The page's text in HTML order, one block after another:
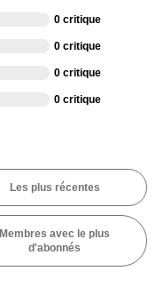
0 critique
0 critique
0 critique
0 critique
Les plus récentes
Membres avec le plus
d'abonnés